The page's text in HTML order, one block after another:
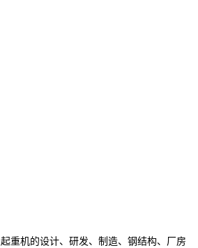
重机的设计、研发、制造、钢结构、厂房